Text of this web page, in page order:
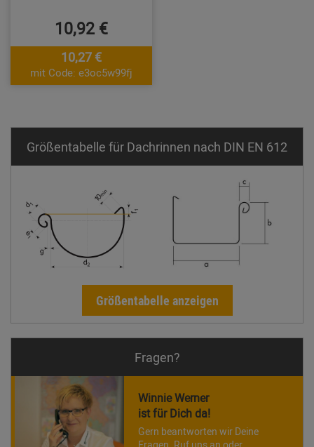
10,92 €
10,27 €
mit Code: e3oc5w99fj
Größentabelle für Dachrinnen nach DIN EN 612
Größentabelle anzeigen
Fragen?
Winnie Werner
ist für Dich da!
Gern beantworten wir Deine